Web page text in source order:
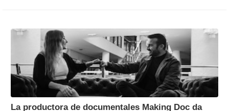
La productora de documentales Making Doc da